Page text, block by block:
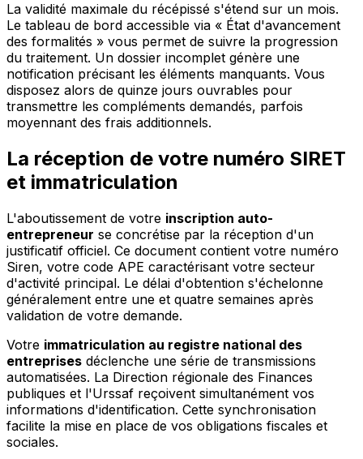
La validité maximale du récépissé s'étend sur un mois.
Le tableau de bord accessible via « État d'avancement
des formalités » vous permet de suivre la progression
du traitement. Un dossier incomplet génère une
notification précisant les éléments manquants. Vous
disposez alors de quinze jours ouvrables pour
transmettre les compléments demandés, parfois
moyennant des frais additionnels.
La réception de votre numéro SIRET
et immatriculation
L'aboutissement de votre inscription auto-
entrepreneur se concrétise par la réception d'un
justificatif officiel. Ce document contient votre numéro
Siren, votre code APE caractérisant votre secteur
d'activité principal. Le délai d'obtention s'échelonne
généralement entre une et quatre semaines après
validation de votre demande.
Votre immatriculation au registre national des
entreprises déclenche une série de transmissions
automatisées. La Direction régionale des Finances
publiques et l'Urssaf reçoivent simultanément vos
informations d'identification. Cette synchronisation
facilite la mise en place de vos obligations fiscales et
sociales.